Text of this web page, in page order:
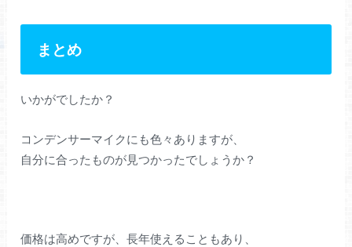
まとめ
いかがでしたか？
コンデンサーマイクにも色々ありますが、
自分に合ったものが見つかったでしょうか？
価格は高めですが、長年使えることもあり、